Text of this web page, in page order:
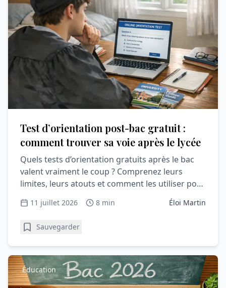
Test d’orientation post-bac gratuit :
comment trouver sa voie après le lycée
Quels tests d’orientation gratuits après le bac
valent vraiment le coup ? Comprenez leurs
limites, leurs atouts et comment les utiliser pour
11 juillet 2026 8 min Éloi Martin
Sauvegarder
Éducation